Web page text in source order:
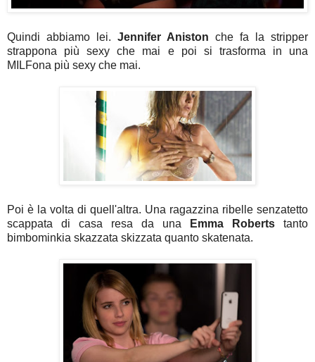
Quindi abbiamo lei. Jennifer Aniston che fa la stripper
strappona più sexy che mai e poi si trasforma in una
MILFona più sexy che mai.
Poi è la volta di quell'altra. Una ragazzina ribelle senzatetto
scappata di casa resa da una
Emma Roberts tanto
bimbominkia skazzata skizzata quanto skatenata.